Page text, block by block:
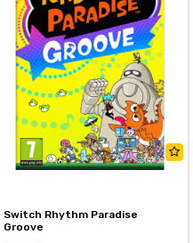
Switch Rhythm Paradise
Groove